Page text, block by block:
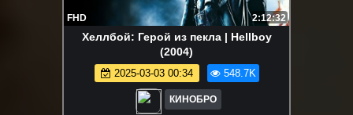
FHD 2:12:32
Хеллбой: Герой из пекла | Hellboy
(2004)
2025-03-03 00:34 548.7K
КИНОБРО